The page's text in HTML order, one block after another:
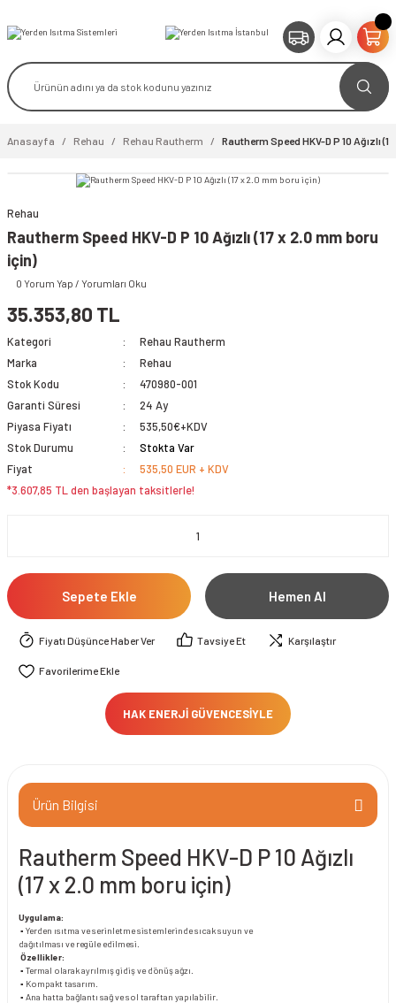
Anasayfa Rehau Rehau Rautherm Rautherm Speed HKV-D P 10 Ağızlı
Rehau
Rautherm Speed HKV-D P 10 Ağızlı (17 x 2.0 mm boru
için)
0 Yorum Yap / Yorumları Oku
35.353,80 TL
Kategori
Rehau Rautherm
Marka
Rehau
Stok Kodu
470980-001
Garanti Süresi
24 Ay
Piyasa Fiyatı
535,50€+KDV
Stok Durumu
Stokta Var
Fiyat
535,50 EUR + KDV
*3.607,85 TL den başlayan taksitlerle!
Sepete Ekle Hemen Al
Fiyatı Düşünce Haber Ver Tavsiye Et Karşılaştır
HAK ENERJİ GÜVENCESİYLE
Ürün Bilgisi
Rautherm Speed HKV-D P 10 Ağızlı
(17 x 2.0 mm boru için)
Uygulama:
▪ Yerden ısıtma ve serinletme sistemlerinde sıcak suyun ve
dağıtılması ve regüle edilmesi.
Özellikler:
▪ Termal olarak ayrılmış gidiş ve dönüş ağzı.
▪ Kompakt tasarım.
▪ Ana hatta bağlantı sağ ve sol taraftan yapılabilir.